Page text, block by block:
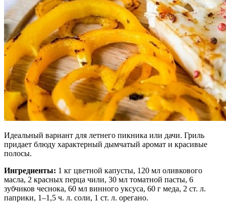
Идеальный вариант для летнего пикника или дачи. Гриль
придает блюду характерный дымчатый аромат и красивые
полосы.
Ингредиенты: 1 кг цветной капусты, 120 мл оливкового
масла, 2 красных перца чили, 30 мл томатной пасты, 6
зубчиков чеснока, 60 мл винного уксуса, 60 г меда, 2 ст. л.
паприки, 1–1,5 ч. л. соли, 1 ст. л. орегано.